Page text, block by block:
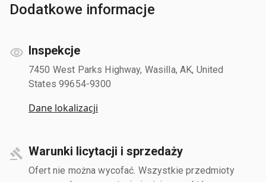
Dodatkowe informacje
Inspekcje
7450 West Parks Highway, Wasilla, AK, United
States 99654-9300
Dane lokalizacji
Warunki licytacji i sprzedaży
Ofert nie można wycofać. Wszystkie przedmioty